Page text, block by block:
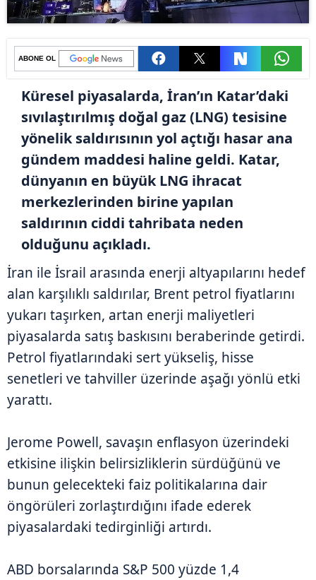
ABONE OL
Küresel piyasalarda, İran’ın Katar’daki
sıvılaştırılmış doğal gaz (LNG) tesisine
yönelik saldırısının yol açtığı hasar ana
gündem maddesi haline geldi. Katar,
dünyanın en büyük LNG ihracat
merkezlerinden birine yapılan
saldırının ciddi tahribata neden
olduğunu açıkladı.
İran ile İsrail arasında enerji altyapılarını hedef
alan karşılıklı saldırılar, Brent petrol fiyatlarını
yukarı taşırken, artan enerji maliyetleri
piyasalarda satış baskısını beraberinde getirdi.
Petrol fiyatlarındaki sert yükseliş, hisse
senetleri ve tahviller üzerinde aşağı yönlü etki
yarattı.
Jerome Powell, savaşın enflasyon üzerindeki
etkisine ilişkin belirsizliklerin sürdüğünü ve
bunun gelecekteki faiz politikalarına dair
öngörüleri zorlaştırdığını ifade ederek
piyasalardaki tedirginliği artırdı.
ABD borsalarında S&P 500 yüzde 1,4